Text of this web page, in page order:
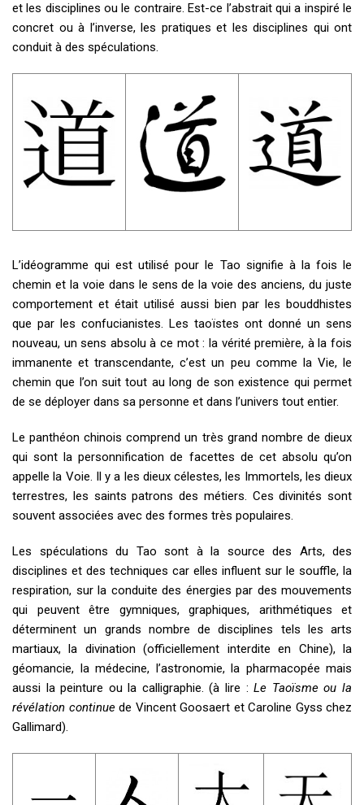
et les disciplines ou le contraire. Est-ce l’abstrait qui a inspiré le
concret ou à l’inverse, les pratiques et les disciplines qui ont
conduit à des spéculations.
L’idéogramme qui est utilisé pour le Tao signifie à la fois le
chemin et la voie dans le sens de la voie des anciens, du juste
comportement et était utilisé aussi bien par les bouddhistes
que par les confucianistes. Les taoïstes ont donné un sens
nouveau, un sens absolu à ce mot : la vérité première, à la fois
immanente et transcendante, c’est un peu comme la Vie, le
chemin que l’on suit tout au long de son existence qui permet
de se déployer dans sa personne et dans l’univers tout entier.
Le panthéon chinois comprend un très grand nombre de dieux
qui sont la personnification de facettes de cet absolu qu’on
appelle la Voie. Il y a les dieux célestes, les Immortels, les dieux
terrestres, les saints patrons des métiers. Ces divinités sont
souvent associées avec des formes très populaires.
Les spéculations du Tao sont à la source des Arts, des
disciplines et des techniques car elles influent sur le souffle, la
respiration, sur la conduite des énergies par des mouvements
qui peuvent être gymniques, graphiques, arithmétiques et
déterminent un grands nombre de disciplines tels les arts
martiaux, la divination (officiellement interdite en Chine), la
géomancie, la médecine, l’astronomie, la pharmacopée mais
aussi la peinture ou la calligraphie. (à lire :Le Taoïsme ou la
révélation continue de Vincent Goosaert et Caroline Gyss chez
Gallimard).